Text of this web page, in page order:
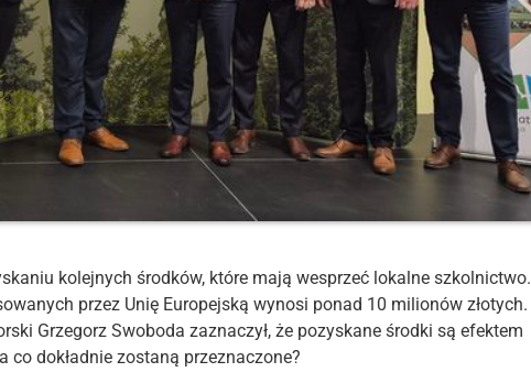
kolejnych środków, które mają wesprzeć lokalne szkolnictwo.
przez Unię Europejską wynosi ponad 10 milionów złotych.
Grzegorz Swoboda zaznaczył, że pozyskane środki są efektem
co dokładnie zostaną przeznaczone?